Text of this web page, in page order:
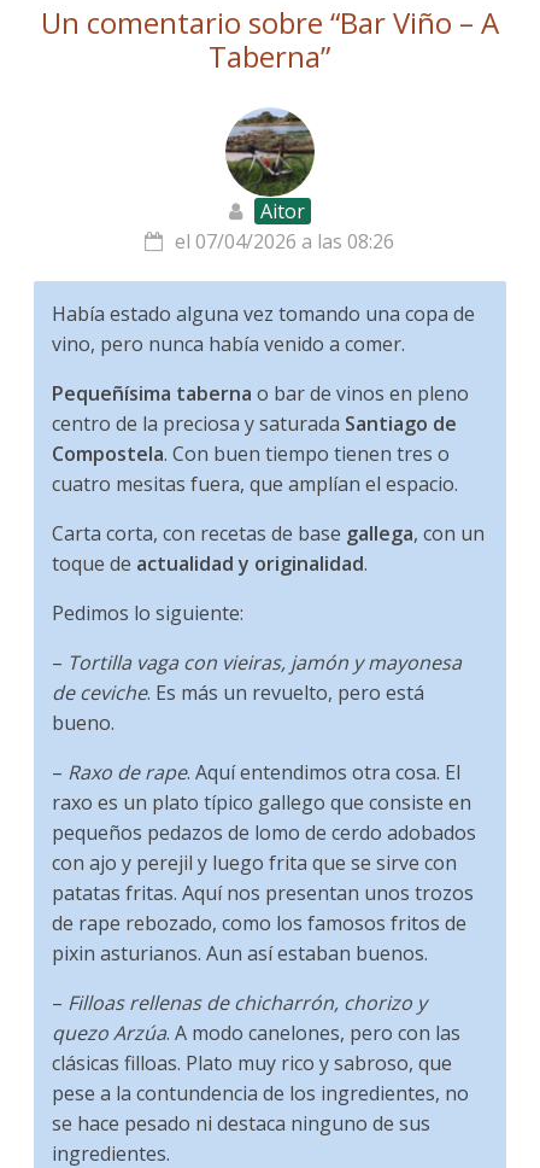
Un comentario sobre “Bar Viño – A
Taberna”
Aitor
el 07/04/2026 a las 08:26
Había estado alguna vez tomando una copa de
vino, pero nunca había venido a comer.
Pequeñísima taberna o bar de vinos en pleno
centro de la preciosa y saturada Santiago de
Compostela. Con buen tiempo tienen tres o
cuatro mesitas fuera, que amplían el espacio.
Carta corta, con recetas de base gallega, con un
toque de actualidad y originalidad.
Pedimos lo siguiente:
– Tortilla vaga con vieiras, jamón y mayonesa
de ceviche. Es más un revuelto, pero está
bueno.
– Raxo de rape. Aquí entendimos otra cosa. El
raxo es un plato típico gallego que consiste en
pequeños pedazos de lomo de cerdo adobados
con ajo y perejil y luego frita que se sirve con
patatas fritas. Aquí nos presentan unos trozos
de rape rebozado, como los famosos fritos de
pixin asturianos. Aun así estaban buenos.
– Filloas rellenas de chicharrón, chorizo y
quezo Arzúa. A modo canelones, pero con las
clásicas filloas. Plato muy rico y sabroso, que
pese a la contundencia de los ingredientes, no
se hace pesado ni destaca ninguno de sus
ingredientes.